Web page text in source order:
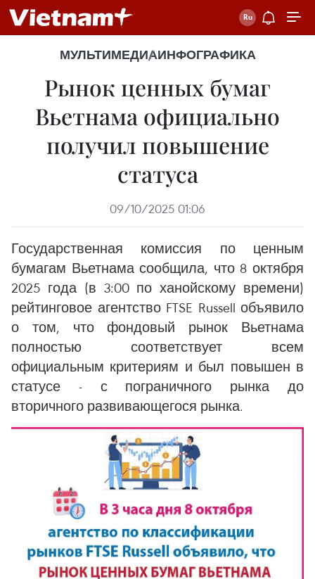
МУЛЬТИМЕДИАИНФОГРАФИКА
Рынок ценных бумаг
Вьетнама официально
получил повышение
статуса
09/10/2025 01:06
Государственная комиссия по ценным
бумагам Вьетнама сообщила, что 8 октября
2025 года (в 3:00 по ханойскому времени)
рейтинговое агентство FTSE Russell объявило
о том, что фондовый рынок Вьетнама
полностью соответствует всем
официальным критериям и был повышен в
статусе - с пограничного рынка до
вторичного развивающегося рынка.